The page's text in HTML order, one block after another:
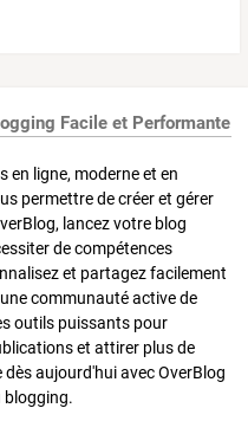
Facile et Performante
en ligne, moderne et en
permettre de créer et gérer
lancez votre blog
de compétences
et partagez facilement
communauté active de
outils puissants pour
et attirer plus de
aujourd'hui avec OverBlog
blogging.